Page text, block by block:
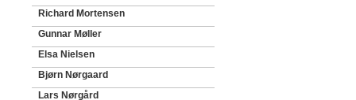
Richard Mortensen
Gunnar Møller
Elsa Nielsen
Bjørn Nørgaard
Lars Nørgård